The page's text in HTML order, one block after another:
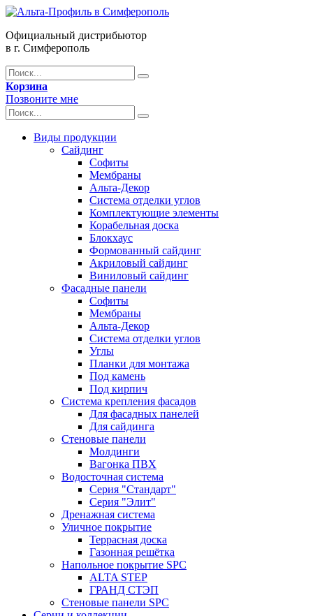
Официальный дистрибьютор
в г. Симферополь
Корзина
Позвоните мне
Виды продукции
Сайдинг
Софиты
Мембраны
Альта-Декор
Система отделки углов
Комплектующие элементы
Корабельная доска
Блокхаус
Формованный сайдинг
Акриловый сайдинг
Виниловый сайдинг
Фасадные панели
Софиты
Мембраны
Альта-Декор
Система отделки углов
Углы
Планки для монтажа
Под камень
Под кирпич
Система крепления фасадов
Для фасадных панелей
Для сайдинга
Стеновые панели
Молдинги
Вагонка ПВХ
Водосточная система
Серия "Стандарт"
Серия "Элит"
Дренажная система
Уличное покрытие
Террасная доска
Газонная решётка
Напольное покрытие SPC
ALTA STEP
ГРАНД СТЭП
Стеновые панели SPC